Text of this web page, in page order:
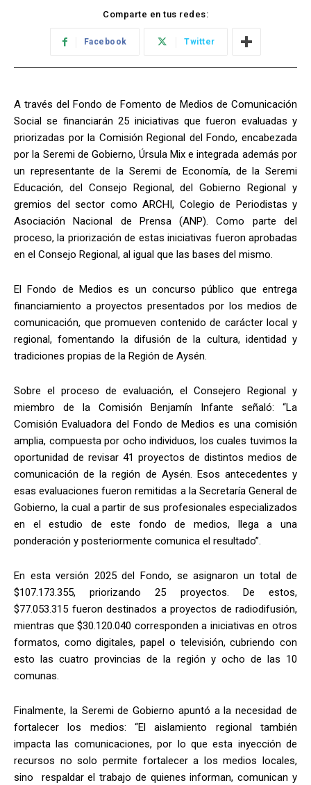
Comparte en tus redes:
Facebook Twitter
A través del Fondo de Fomento de Medios de Comunicación
Social se financiarán 25 iniciativas que fueron evaluadas y
priorizadas por la Comisión Regional del Fondo, encabezada
por la Seremi de Gobierno, Úrsula Mix e integrada además por
un representante de la Seremi de Economía, de la Seremi
Educación, del Consejo Regional, del Gobierno Regional y
gremios del sector como ARCHI, Colegio de Periodistas y
Asociación Nacional de Prensa (ANP). Como parte del
proceso, la priorización de estas iniciativas fueron aprobadas
en el Consejo Regional, al igual que las bases del mismo.
El Fondo de Medios es un concurso público que entrega
financiamiento a proyectos presentados por los medios de
comunicación, que promueven contenido de carácter local y
regional, fomentando la difusión de la cultura, identidad y
tradiciones propias de la Región de Aysén.
Sobre el proceso de evaluación, el Consejero Regional y
miembro de la Comisión Benjamín Infante señaló: “La
Comisión Evaluadora del Fondo de Medios es una comisión
amplia, compuesta por ocho individuos, los cuales tuvimos la
oportunidad de revisar 41 proyectos de distintos medios de
comunicación de la región de Aysén. Esos antecedentes y
esas evaluaciones fueron remitidas a la Secretaría General de
Gobierno, la cual a partir de sus profesionales especializados
en el estudio de este fondo de medios, llega a una
ponderación y posteriormente comunica el resultado”.
En esta versión 2025 del Fondo, se asignaron un total de
$107.173.355, priorizando 25 proyectos. De estos,
$77.053.315 fueron destinados a proyectos de radiodifusión,
mientras que $30.120.040 corresponden a iniciativas en otros
formatos, como digitales, papel o televisión, cubriendo con
esto las cuatro provincias de la región y ocho de las 10
comunas.
Finalmente, la Seremi de Gobierno apuntó a la necesidad de
fortalecer los medios: “El aislamiento regional también
impacta las comunicaciones, por lo que esta inyección de
recursos no solo permite fortalecer a los medios locales,
sino respaldar el trabajo de quienes informan, comunican y